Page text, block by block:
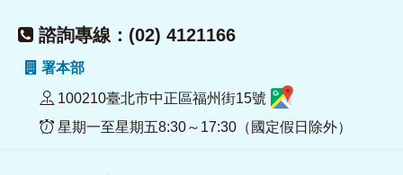
諮詢專線：(02) 4121166
署本部
100210臺北市中正區福州街15號
星期一至星期五8:30～17:30（國定假日除外）